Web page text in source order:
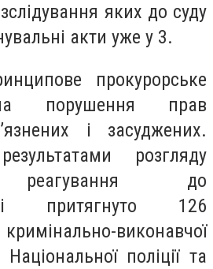
яких до суду
акти уже у 3.
прокурорське
порушення прав
і засуджених.
розгляду
реагування до
притягнуто 126
виконавчої
поліції та